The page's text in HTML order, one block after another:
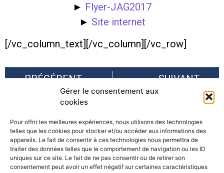
Gérer le consentement aux
cookies
Pour offrir les meilleures expériences, nous utilisons des technologies
telles que les cookies pour stocker et/ou accéder aux informations des
appareils. Le fait de consentir à ces technologies nous permettra de
traiter des données telles que le comportement de navigation ou les ID
uniques sur ce site. Le fait de ne pas consentir ou de retirer son
consentement peut avoir un effet négatif sur certaines caractéristiques
► Flyer-JAG2017
► Site internet
[/vc_column_text][/vc_column][/vc_row]
PRÉCÉDENT
Climate change adaptation and disaster risk reduction in Europe – EEA 2017
SUIVANT